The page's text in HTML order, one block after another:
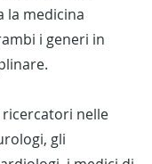
la medicina
i generi in
nelle
gli